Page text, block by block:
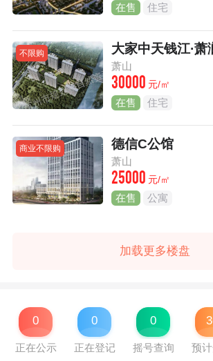
在售 住宅
不限购 大家中天钱江·萧
萧山
30000 元/㎡
在售 住宅
商业不限购 德信C公馆
萧山
25000 元/㎡
在售 公寓
加载更多楼盘
0
正在公示
0
正在登记
0
摇号查询 预